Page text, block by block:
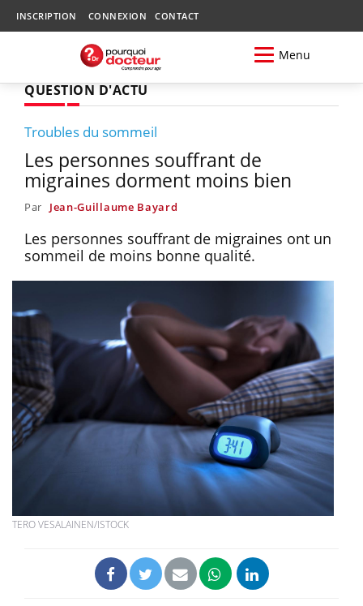
INSCRIPTION CONNEXION CONTACT
Menu
QUESTION D'ACTU
Troubles du sommeil
Les personnes souffrant de
migraines dorment moins bien
Par Jean-Guillaume Bayard
Les personnes souffrant de migraines ont un
sommeil de moins bonne qualité.
TERO VESALAINEN/ISTOCK